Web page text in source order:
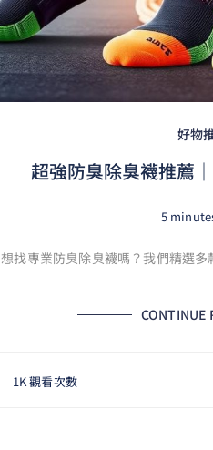
好物
超強防臭除臭襪推薦
5
想找專業防臭除臭襪嗎？我們精選
CONTINUE
1K 觀看次數